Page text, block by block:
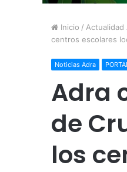
Inicio / Actualidad
centros escolares
Noticias Adra
Adra
de
los